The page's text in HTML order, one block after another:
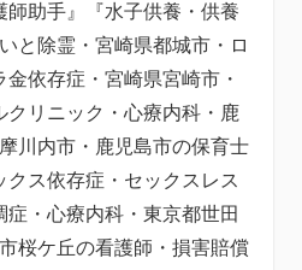
助手』『水子供養・供養
と除霊・宮崎県都城市・ロ
依存症・宮崎県宮崎市・
クリニック・心療内科・鹿
川内市・鹿児島市の保育士
ス依存症・セックスレス
・心療内科・東京都世田
桜ケ丘の看護師・損害賠償